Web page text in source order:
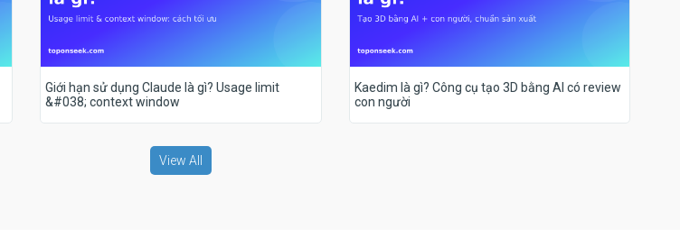
Giới hạn sử dụng Claude là gì? Usage limit
&#038; context window
Kaedim là gì? Công cụ tạo 3D bằng AI có review
con người
View All